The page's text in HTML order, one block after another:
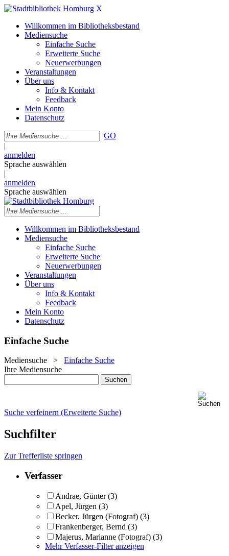
X
Willkommen im Bibliotheksbestand
Mediensuche
Einfache Suche
Erweiterte Suche
Neuerwerbungen
Veranstaltungen
Über uns
Info & Kontakt
Feedback
Mein Konto
Datenschutz
GO
|
anmelden
Sprache auswählen
|
anmelden
Sprache auswählen
Willkommen im Bibliotheksbestand
Mediensuche
Einfache Suche
Erweiterte Suche
Neuerwerbungen
Veranstaltungen
Über uns
Info & Kontakt
Feedback
Mein Konto
Datenschutz
Einfache Suche
Mediensuche > Einfache Suche
Ihre Mediensuche
Suche verfeinern (Erweiterte Suche)
Suchfilter
Zur Trefferliste springen
Verfasser
Andrae, Günter (3)
Apel, Jürgen (3)
Becker, Jürgen (Fotograf) (3)
Frankenberger, Bernd (3)
Majerus, Marianne (Fotograf) (3)
Mehr Verfasser-Filter anzeigen